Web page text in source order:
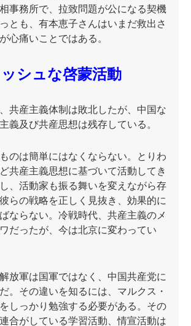
事務所で、拉致問題が公になる契機
とも、有本恵子さんはいまだ救出さ
心痛いことではある。
シュな啓蒙活動
共産主義体制は敗北したが、中国な
義及び共産思想は残存している。
のは簡単にはなくならない。とりわ
共産主義思想に基づいて活動してき
、活動家も振る舞いを変えながら存
らの戦略を正しく見抜き、効果的に
ならない。冷戦時代、共産主義のメ
だったが、今は北京に変わってい
放軍は国軍ではなく、中国共産党に
。その違いを知るには、マルクス・
しっかり勉強する必要がある。その
合がしている学習活動、情宣活動は